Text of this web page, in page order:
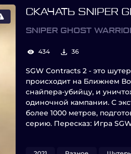
СКАЧАТЬ SNIPER
SNIPER GHOST
434 36
SGW Contracts 2 - это
происходит на Ближнем
снайпера-убийцу, и
одиночной кампании. С
более 1000 метров,
серию. Пересказ: Игра